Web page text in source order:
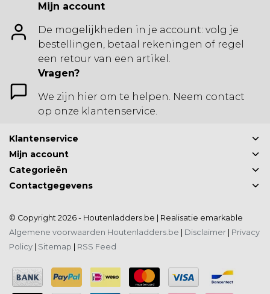
Mijn account
De mogelijkheden in je account: volg je
bestellingen, betaal rekeningen of regel
een retour van een artikel.
Vragen?
We zijn hier om te helpen. Neem contact
op onze klantenservice.
Klantenservice
Mijn account
Categorieën
Contactgegevens
© Copyright 2026 - Houtenladders.be | Realisatie emarkable
Algemene voorwaarden Houtenladders.be
Disclaimer
Privacy
Policy
Sitemap RSS Feed